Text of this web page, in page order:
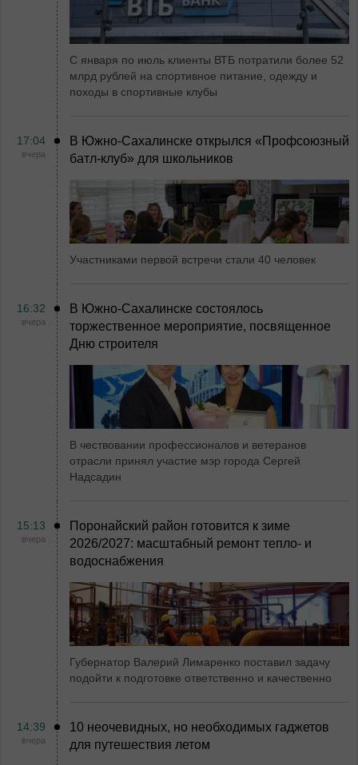
С января по июль клиенты ВТБ потратили более 52
млрд рублей на спортивное питание, одежду и
походы в спортивные клубы
17:04
вчера
В Южно-Сахалинске открылся «Профсоюзный
батл-клуб» для школьников
Участниками первой встречи стали 40 человек
16:32
вчера
В Южно-Сахалинске состоялось
торжественное мероприятие, посвященное
Дню строителя
В чествовании профессионалов и ветеранов
отрасли принял участие мэр города Сергей
Надсадин
15:13
вчера
Поронайский район готовится к зиме
2026/2027: масштабный ремонт тепло- и
водоснабжения
Губернатор Валерий Лимаренко поставил задачу
подойти к подготовке ответственно и качественно
14:39
вчера
10 неочевидных, но необходимых гаджетов
для путешествия летом